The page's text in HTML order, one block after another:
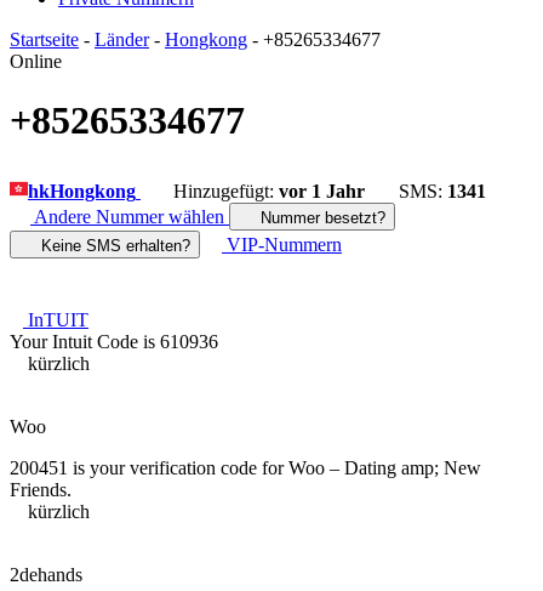
Startseite - Länder- Hongkong - +85265334677
Online
+85265334677
hkHongkong Hinzugefügt: vor 1 Jahr SMS: 1341
Andere Nummer wählen
Nummer besetzt?
Keine SMS erhalten?
VIP-Nummern
InTUIT
Your Intuit Code is 610936
kürzlich
Woo
200451 is your verification code for Woo – Dating amp; New
Friends.
kürzlich
2dehands